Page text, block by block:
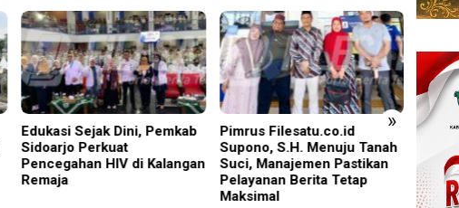
»
Pimrus Filesatu.co.id
Supono, S.H. Menuju Tanah
Suci, Manajemen Pastikan
Pelayanan Berita Tetap
Torehan Gemilang PT BSI:
25 Juta Jam Kerja Bebas LTI